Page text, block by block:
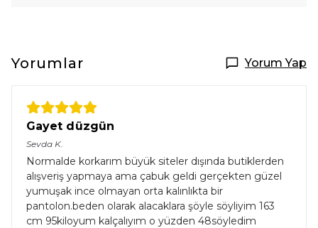
Yorumlar Yorum Yap
Gayet düzgün
Sevda K.
Normalde korkarım büyük siteler dışında butiklerden
alışveriş yapmaya ama çabuk geldi gerçekten güzel
yumuşak ince olmayan orta kalınlıkta bir
pantolon.beden olarak alacaklara şöyle söyliyim 163
cm 95kiloyum kalçalıyım o yüzden 48söyledim